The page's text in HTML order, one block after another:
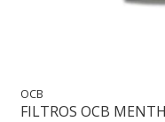
OCB
FILTROS OCB